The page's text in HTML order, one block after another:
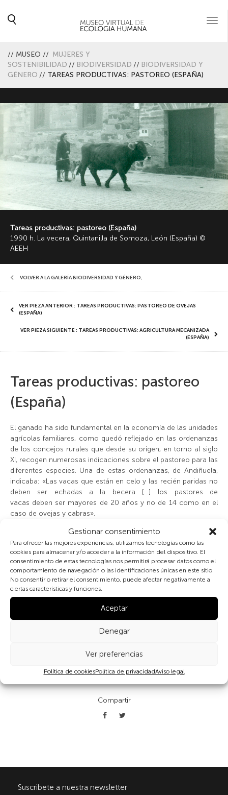
Gestionar consentimiento
Para ofrecer las mejores experiencias, utilizamos tecnologías como las
cookies para almacenar y/o acceder a la información del dispositivo. El
consentimiento de estas tecnologías nos permitirá procesar datos como el
comportamiento de navegación o las identificaciones únicas en este sitio.
No consentir o retirar el consentimiento, puede afectar negativamente a
ciertas características y funciones.
Aceptar
Denegar
Ver preferencias
Política de cookiesPolítica de privacidadAviso legal
// MUSEO // MUJERES Y
SOSTENIBILIDAD // BIODIVERSIDAD // BIODIVERSIDAD Y
GÉNERO // TAREAS PRODUCTIVAS: PASTOREO (ESPAÑA)
Tareas productivas: pastoreo (España)
1990 h. La vecera, Quintanilla de Somoza, León (España) ©
AEEH
VOLVER A LA GALERÍA BIODIVERSIDAD Y GÉNERO,
VER PIEZA ANTERIOR : TAREAS PRODUCTIVAS: PASTOREO DE OVEJAS
(ESPAÑA)
VER PIEZA SIGUIENTE : TAREAS PRODUCTIVAS: AGRICULTURA MECANIZADA
(ESPAÑA)
Tareas productivas: pastoreo
(España)
El ganado ha sido fundamental en la economía de las unidades
agrícolas familiares, como quedó reflejado en las ordenanzas
de los concejos rurales que desde su origen, en torno al siglo
XI, recogen numerosas indicaciones sobre el pastoreo para las
diferentes especies. Una de estas ordenanzas, de Andiñuela,
indicaba: «Las vacas que están en celo y las recién paridas no
deben ser echadas a la becera […] los pastores de
vacas deben ser mayores de 20 años y no de 14 como en el
caso de ovejas y cabras».
La venta anual de las crías de ganado sigue proporcionado un
importante aporte económico a las familias. El censo actual de
las diferentes especies de ganado en Castilla-León evidencia
este hecho, de manera que entorno al 80% de las cabezas
corresponden a animales menores de 12 meses, el 17% a
hembras para cría y el 3% a sementales.
En la imagen, la mujer lleva el ganado como vecera del
periódicos para sacar el ganado de todos ellos.
Compartir
Suscribete a nuestra newsletter